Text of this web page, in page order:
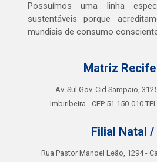
Possuímos uma linha
sustentáveis porque
mundiais de consumo
Matriz Recife
Av. Sul Gov. Cid Sampaio,
Imbiribeira - CEP 51.150-010
Filial Natal /
Rua Pastor Manoel Leão, 1294 -